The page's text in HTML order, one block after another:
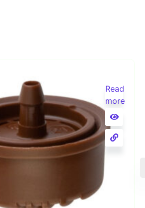
Read
more